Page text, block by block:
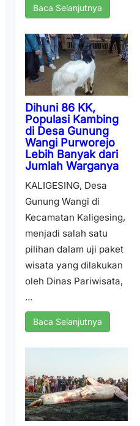
Baca Selanjutnya
Dihuni 86 KK,
Populasi Kambing
di Desa Gunung
Wangi Purworejo
Lebih Banyak dari
Jumlah Warganya
KALIGESING, Desa
Gunung Wangi di
Kecamatan Kaligesing,
menjadi salah satu
pilihan dalam uji paket
wisata yang dilakukan
oleh Dinas Pariwisata,
...
Baca Selanjutnya